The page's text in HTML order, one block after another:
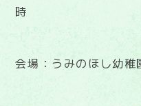
時
会場：うみのほし幼